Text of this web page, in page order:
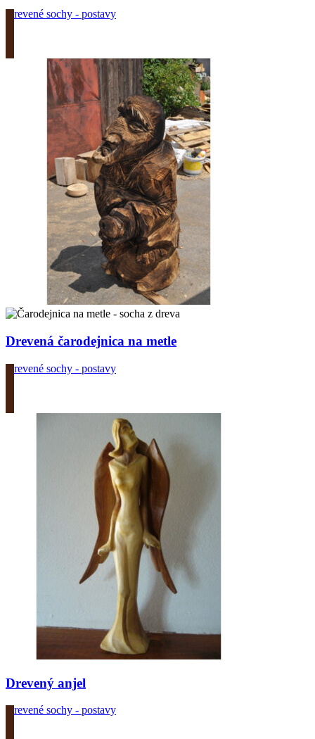
Drevené sochy - postavy
Drevená čarodejnica na metle
Drevené sochy - postavy
Drevený anjel
Drevené sochy - postavy